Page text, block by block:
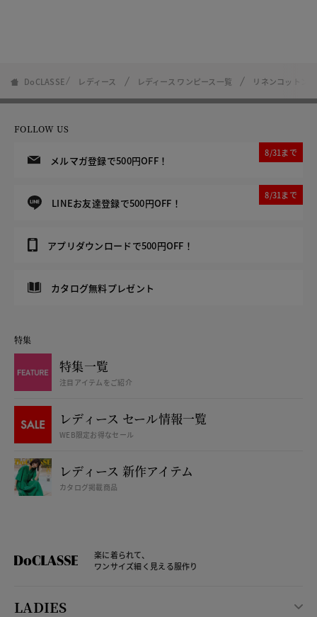
DoCLASSE レディース レディース ワンピース一覧 リネンコットン
FOLLOW US
メルマガ登録で500円OFF！
8/31まで
LINEお友達登録で500円OFF！
8/31まで
アプリダウンロードで500円OFF！
カタログ無料プレゼント
特集
特集一覧
注目アイテムをご紹介
レディース セール情報一覧
WEB限定お得なセール
レディース 新作アイテム
カタログ掲載商品
楽に着られて、
ワンサイズ細く見える服作り
LADIES